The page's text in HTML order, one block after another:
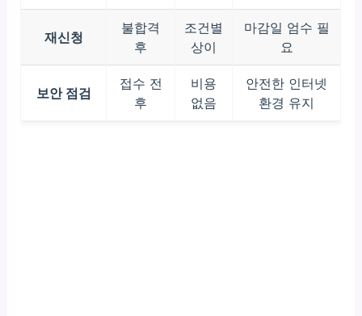
재신청
불합격
후
조건별
상이
마감일 엄수 필
요
보안 점검
접수 전
후
비용
없음
안전한 인터넷
환경 유지